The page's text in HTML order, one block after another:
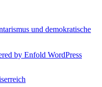
und demokratische
by Enfold WordPress